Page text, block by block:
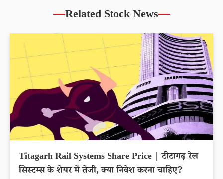
Related Stock News
Titagarh Rail Systems Share Price | टीटागढ़ रेल
सिस्टम्स के शेयर में तेजी, क्या निवेश करना चाहिए?